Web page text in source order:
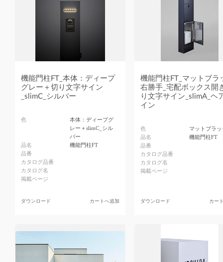
機能門柱FT_本体：ディープ
グレー＋切り文字サイン
_slimC_シルバー
色
本体：ディープグ
レー＋slimC_シル
バー
品名
機能門柱FT
品番
カタログ品番
カタログ名
掲載ページ
ダウンロード カートへ追加
機能門柱FT_マットブラ
右勝手_宅配ボックス開
り文字サイン_slimA_ヘ
イン
色
マットブラ
品名
機能門柱FT
品番
カタログ品番
カタログ名
掲載ページ
ダウンロード カー